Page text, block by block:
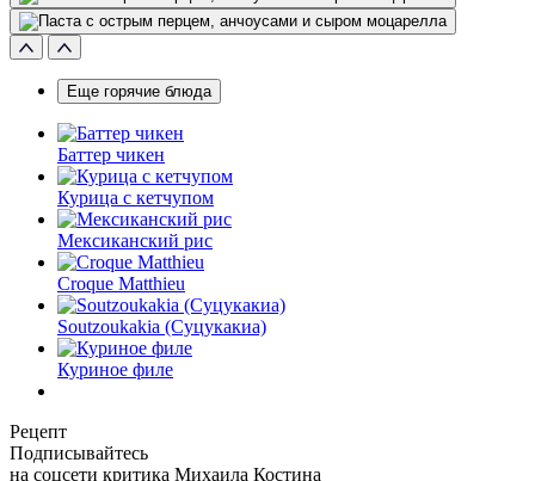
Еще горячие блюда
Баттер чикен
Курица с кетчупом
Мексиканский рис
Croque Matthieu
Soutzoukakia (Суцукакиа)
Куриное филе
Рецепт
Подписывайтесь
на соцсети критика Михаила Костина